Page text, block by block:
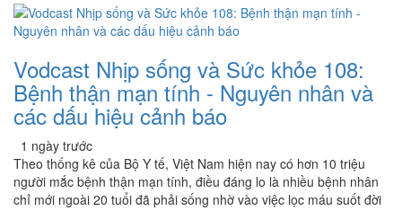
Vodcast Nhịp sống và Sức khỏe 108:
Bệnh thận mạn tính - Nguyên nhân và
các dấu hiệu cảnh báo
1 ngày trước
Theo thống kê của Bộ Y tế, Việt Nam hiện nay có hơn 10 triệu
người mắc bệnh thận mạn tính, điều đáng lo là nhiều bệnh nhân
chỉ mới ngoài 20 tuổi đã phải sống nhờ vào việc lọc máu suốt đời